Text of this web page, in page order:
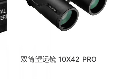
双筒望远镜 10X42 PRO